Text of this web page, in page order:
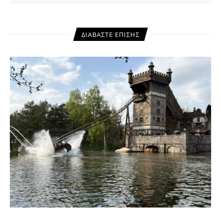
ΔΙΑΒΆΣΤΕ ΕΠΊΣΗΣ